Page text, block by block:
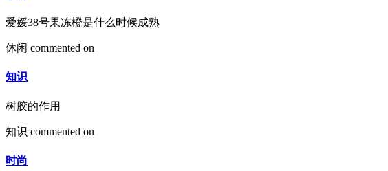
爱媛38号果冻橙是什么时候成熟
休闲 commented on
知识
树胶的作用
知识 commented on
时尚